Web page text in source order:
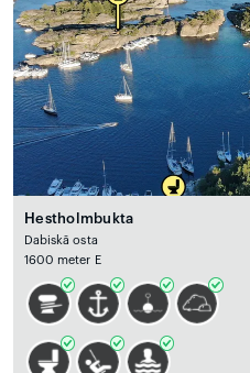
Hestholmbukta
Dabiskā osta
1600 meter E